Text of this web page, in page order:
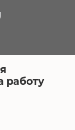
работу